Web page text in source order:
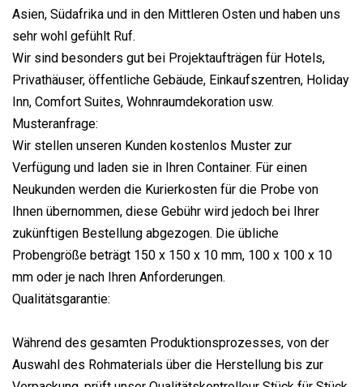
Asien, Südafrika und in den Mittleren Osten und haben uns
sehr wohl gefühlt Ruf.
Wir sind besonders gut bei Projektaufträgen für Hotels,
Privathäuser, öffentliche Gebäude, Einkaufszentren, Holiday
Inn, Comfort Suites, Wohnraumdekoration usw.
Musteranfrage:
Wir stellen unseren Kunden kostenlos Muster zur
Verfügung und laden sie in Ihren Container. Für einen
Neukunden werden die Kurierkosten für die Probe von
Ihnen übernommen, diese Gebühr wird jedoch bei Ihrer
zukünftigen Bestellung abgezogen. Die übliche
Probengröße beträgt 150 x 150 x 10 mm, 100 x 100 x 10
mm oder je nach Ihren Anforderungen.
Qualitätsgarantie:
Während des gesamten Produktionsprozesses, von der
Auswahl des Rohmaterials über die Herstellung bis zur